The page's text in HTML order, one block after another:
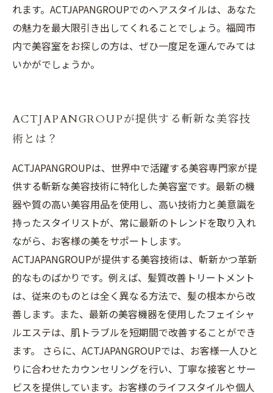
れます。ACTJAPANGROUPでのヘアスタイルは、あなた
の魅力を最大限引き出してくれることでしょう。福岡市
内で美容室をお探しの方は、ぜひ一度足を運んでみては
いかがでしょうか。
ACTJAPANGROUPが提供する斬新な美容技
術とは？
ACTJAPANGROUPは、世界中で活躍する美容専門家が提
供する斬新な美容技術に特化した美容室です。最新の機
器や質の高い美容用品を使用し、高い技術力と美意識を
持ったスタイリストが、常に最新のトレンドを取り入れ
ながら、お客様の美をサポートします。
ACTJAPANGROUPが提供する美容技術は、斬新かつ革新
的なものばかりです。例えば、髪質改善トリートメント
は、従来のものとは全く異なる方法で、髪の根本から改
善します。また、最新の美容機器を使用したフェイシャ
ルエステは、肌トラブルを短期間で改善することができ
ます。 さらに、ACTJAPANGROUPでは、お客様一人ひと
りに合わせたカウンセリングを行い、丁寧な接客とサー
ビスを提供しています。お客様のライフスタイルや個人